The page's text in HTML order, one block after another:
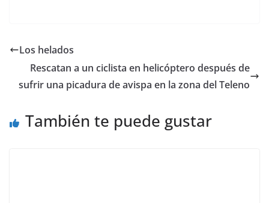
Los helados
Rescatan a un ciclista en helicóptero después de
sufrir una picadura de avispa en la zona del Teleno
También te puede gustar